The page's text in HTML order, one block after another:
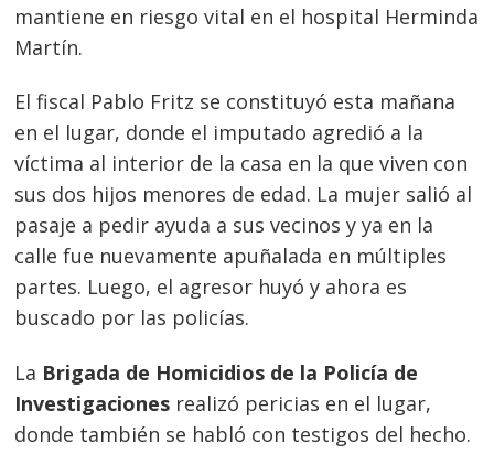
mantiene en riesgo vital en el hospital Herminda
Martín.
El fiscal Pablo Fritz se constituyó esta mañana
en el lugar, donde el imputado agredió a la
víctima al interior de la casa en la que viven con
sus dos hijos menores de edad. La mujer salió al
pasaje a pedir ayuda a sus vecinos y ya en la
calle fue nuevamente apuñalada en múltiples
partes. Luego, el agresor huyó y ahora es
buscado por las policías.
La Brigada de Homicidios de la Policía de
Investigaciones realizó pericias en el lugar,
donde también se habló con testigos del hecho.